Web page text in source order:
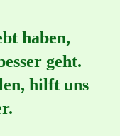
haben,
geht.
hilft uns